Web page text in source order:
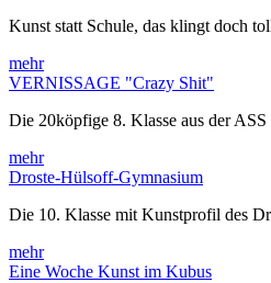
Kunst statt Schule, das klingt doch
mehr
VERNISSAGE "Crazy Shit"
Die 20köpfige 8. Klasse aus der
mehr
Droste-Hülsoff-Gymnasium
Die 10. Klasse mit Kunstprofil des
mehr
Eine Woche Kunst im Kubus